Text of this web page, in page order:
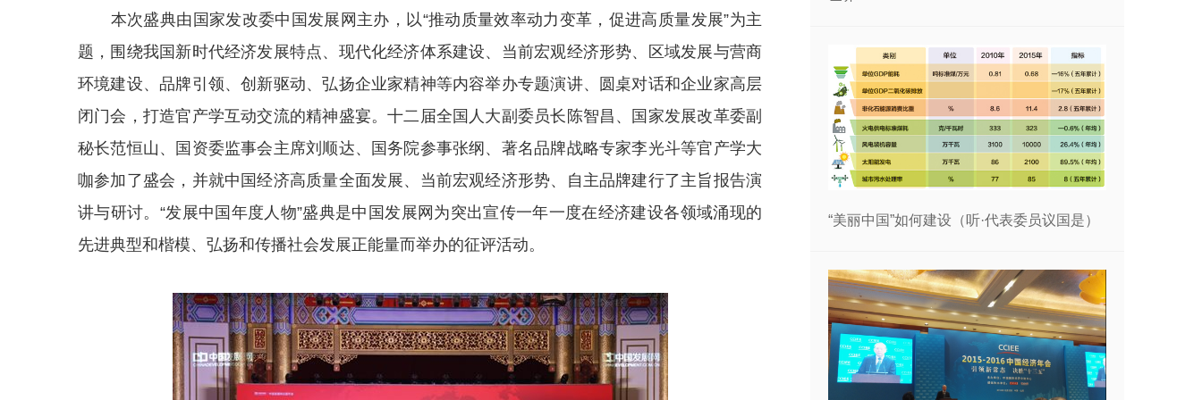
本次盛典由国家发改委中国发展网主办，以“推动质量效率动力变革，促进高质量发展”为主
题，围绕我国新时代经济发展特点、现代化经济体系建设、当前宏观经济形势、区域发展与营商
环境建设、品牌引领、创新驱动、弘扬企业家精神等内容举办专题演讲、圆桌对话和企业家高层
闭门会，打造官产学互动交流的精神盛宴。十二届全国人大副委员长陈智昌、国家发展改革委副
秘长范恒山、国资委监事会主席刘顺达、国务院参事张纲、著名品牌战略专家李光斗等官产学大
咖参加了盛会，并就中国经济高质量全面发展、当前宏观经济形势、自主品牌建行了主旨报告演
讲与研讨。“发展中国年度人物”盛典是中国发展网为突出宣传一年一度在经济建设各领域涌现的
先进典型和楷模、弘扬和传播社会发展正能量而举办的征评活动。
“美丽中国”如何建设（听·代表委员议国是）